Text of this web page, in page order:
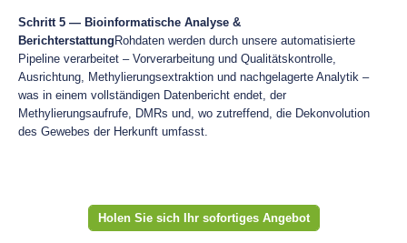
Schritt 5 — Bioinformatische Analyse &
Berichterstattung Rohdaten werden durch unsere automatisierte
Pipeline verarbeitet – Vorverarbeitung und Qualitätskontrolle,
Ausrichtung, Methylierungsextraktion und nachgelagerte Analytik –
was in einem vollständigen Datenbericht endet, der
Methylierungsaufrufe, DMRs und, wo zutreffend, die Dekonvolution
des Gewebes der Herkunft umfasst.
Holen Sie sich Ihr sofortiges Angebot